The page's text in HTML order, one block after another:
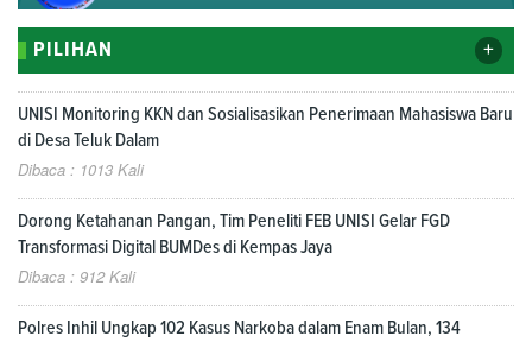
PILIHAN +
UNISI Monitoring KKN dan Sosialisasikan Penerimaan Mahasiswa Baru
di Desa Teluk Dalam
Dibaca : 1013 Kali
Dorong Ketahanan Pangan, Tim Peneliti FEB UNISI Gelar FGD
Transformasi Digital BUMDes di Kempas Jaya
Dibaca : 912 Kali
Polres Inhil Ungkap 102 Kasus Narkoba dalam Enam Bulan, 134